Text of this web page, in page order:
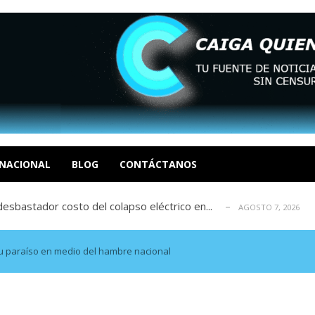
BLOG CONTÁCTANOS
apagones y promesas incumplidas... AGOSTO 6, 2026
de derechos humanos en el Minister... AGOSTO 6, 2026
un mercado impulsado por el auge de...
costo del colapso eléctrico en...
Por Dayana Cristina Duzoglou L. AGOSTO 6, 2026
apagones y promesas incumplidas... AGOSTO 6, 2026
de derechos humanos en el Minister...
un mercado impulsado por el auge de... AGOSTO 6, 2026
paraíso en medio del hambre nacional